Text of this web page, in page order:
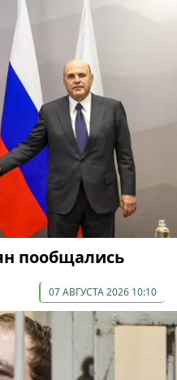
пообщались
07 АВГУСТА 2026 10:10